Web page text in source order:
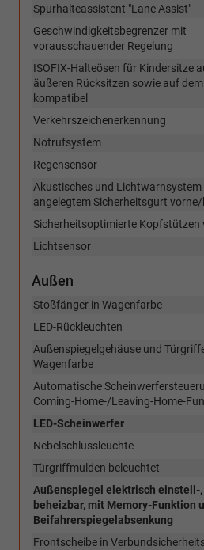
Spurhalteassistent "Lane Assist"
Geschwindigkeitsbegrenzer mit
vorausschauender Regelung
ISOFIX-Halteösen für Kindersitze
äußeren Rücksitzen sowie auf
kompatibel
Verkehrszeichenerkennung
Notrufsystem
Regensensor
Akustisches und Lichtwarnsystem
angelegtem Sicherheitsgurt
Sicherheitsoptimierte Kopfstützen
Lichtsensor
Außen
Stoßfänger in Wagenfarbe
LED-Rückleuchten
Außenspiegelgehäuse und
Wagenfarbe
Automatische
Coming-Home-/Leaving-Home-
LED-Scheinwerfer
Nebelschlussleuchte
Türgriffmulden beleuchtet
Außenspiegel elektrisch einstell-,
beheizbar, mit Memory-Funktion
Beifahrerspiegelabsenkung
Frontscheibe in